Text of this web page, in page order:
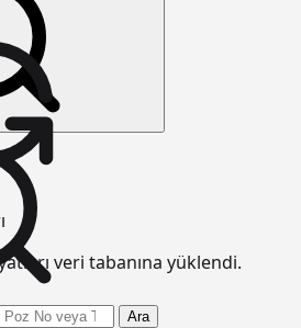
Ara
veri tabanına yüklendi.